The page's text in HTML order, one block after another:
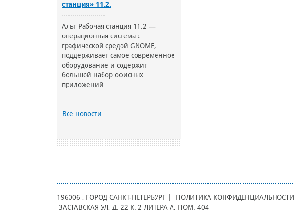
станция» 11.2.
Альт Рабочая станция 11.2 —
операционная система с
графической средой GNOME,
поддерживает самое современное
оборудование и содержит
большой набор офисных
приложений
Все новости
196006 , ГОРОД САНКТ-ПЕТЕРБУРГ | ПОЛИТИКА КОНФИДЕНЦИАЛЬНОСТИ
ЗАСТАВСКАЯ УЛ, Д. 22 К. 2 ЛИТЕРА А, ПОМ. 404